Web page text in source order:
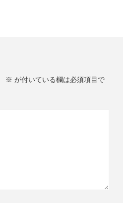
※ が付いている欄は必須項目で